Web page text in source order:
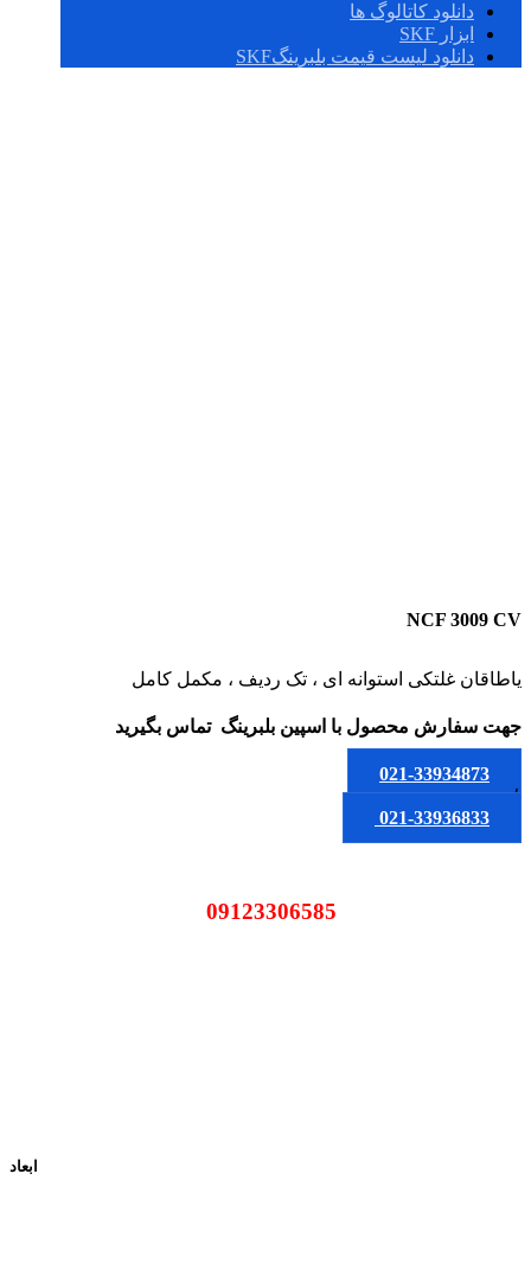
دانلود کاتالوگ ها
ابزار SKF
دانلود لیست قیمت بلبرینگSKF
NCF 3009 CV
یاطاقان غلتکی استوانه ای ، تک ردیف ، مکمل کامل
جهت سفارش محصول با اسپین بلبرینگ تماس بگیرید
021-33934873
یا
021-33936833
ابعاد